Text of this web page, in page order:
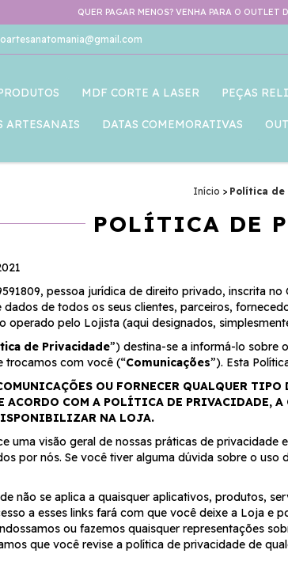
QUER PAGAR MENOS? VENHA PARA O
MDF CORTE A LASER PEÇAS
ARTESANAIS DATAS COMEMORATIVAS
Início > Política de
POLÍTICA DE
pessoa jurídica de direito privado, inscrita
de todos os seus clientes, parceiros,
operado pelo Lojista (aqui designados,
de Privacidade”) destina-se a informá-lo sobre
trocamos com você (“Comunicações”). Esta
OU FORNECER QUALQUER
ACORDO COM A POLÍTICA DE PRIVACIDADE,
NA LOJA.
uma visão geral de nossas práticas de
por nós. Se você tiver alguma dúvida sobre o
não se aplica a quaisquer aplicativos, produtos,
a esses links fará com que você deixe a Loja
ou fazemos quaisquer representações
que você revise a política de privacidade de